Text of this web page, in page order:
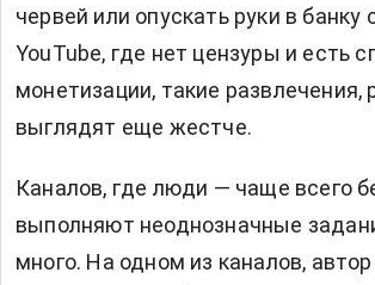
червей или опускать руки в банку
YouTube, где нет цензуры и есть
монетизации, такие развлечения,
выглядят еще жестче.
Каналов, где люди — чаще всего
выполняют неоднозначные
много. На одном из каналов, автор